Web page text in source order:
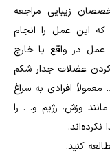
زیبایی مراجعه
که این عمل را انجام
عمل در واقع با خارج
عضلات جدار شکم
افرادی به سراغ
وزش، رژیم و. . را
نکرده‌اند.
کنید.